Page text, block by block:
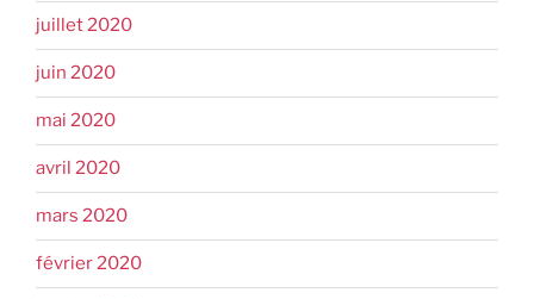
juillet 2020
juin 2020
mai 2020
avril 2020
mars 2020
février 2020